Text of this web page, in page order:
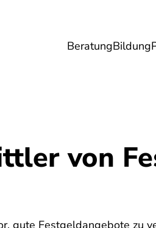
BeratungBildung
Umwelt
von
gute Festgeldangebote zu